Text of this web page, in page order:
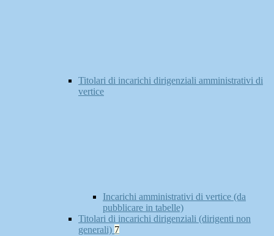
Titolari di incarichi dirigenziali amministrativi di
vertice
Incarichi amministrativi di vertice (da
pubblicare in tabelle)
Titolari di incarichi dirigenziali (dirigenti non
generali) 7